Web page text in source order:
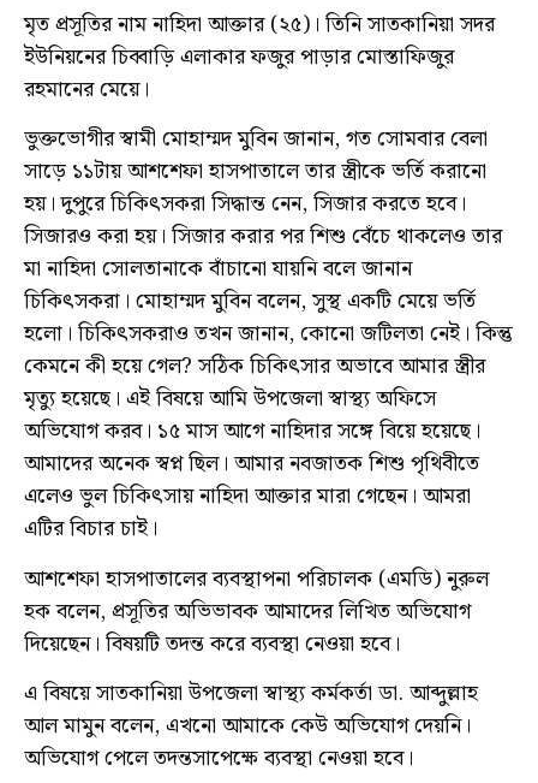
মৃত প্রসূতির নাম নাহিদা আক্তার (২৫)। তিনি সাতকানিয়া সদর
ইউনিয়নের চিব্বাড়ি এলাকার ফজুর পাড়ার মোস্তাফিজুর
রহমানের মেয়ে।
ভুক্তভোগীর স্বামী মোহাম্মদ মুবিন জানান, গত সোমবার বেলা
সাড়ে ১১টায় আশশেফা হাসপাতালে তার স্ত্রীকে ভর্তি করানো
হয়। দুপুরে চিকিৎসকরা সিদ্ধান্ত নেন, সিজার করতে হবে।
সিজারও করা হয়। সিজার করার পর শিশু বেঁচে থাকলেও তার
মা নাহিদা সোলতানাকে বাঁচানো যায়নি বলে জানান
চিকিৎসকরা। মোহাম্মদ মুবিন বলেন, সুস্থ একটি মেয়ে ভর্তি
হলো। চিকিৎসকরাও তখন জানান, কোনো জটিলতা নেই। কিন্তু
কেমনে কী হয়ে গেল? সঠিক চিকিৎসার অভাবে আমার স্ত্রীর
মৃত্যু হয়েছে। এই বিষয়ে আমি উপজেলা স্বাস্থ্য অফিসে
অভিযোগ করব। ১৫ মাস আগে নাহিদার সঙ্গে বিয়ে হয়েছে।
আমাদের অনেক স্বপ্ন ছিল। আমার নবজাতক শিশু পৃথিবীতে
এলেও ভুল চিকিৎসায় নাহিদা আক্তার মারা গেছেন। আমরা
এটির বিচার চাই।
আশশেফা হাসপাতালের ব্যবস্থাপনা পরিচালক (এমডি) নুরুল
হক বলেন, প্রসূতির অভিভাবক আমাদের লিখিত অভিযোগ
দিয়েছেন। বিষয়টি তদন্ত করে ব্যবস্থা নেওয়া হবে।
এ বিষয়ে সাতকানিয়া উপজেলা স্বাস্থ্য কর্মকর্তা ডা. আব্দুল্লাহ
আল মামুন বলেন, এখনো আমাকে কেউ অভিযোগ দেয়নি।
অভিযোগ পেলে তদন্তসাপেক্ষে ব্যবস্থা নেওয়া হবে।